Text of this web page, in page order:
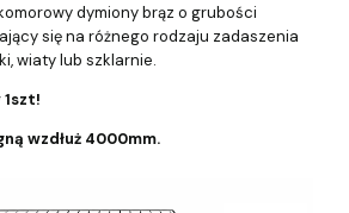
dymiony brąz o grubości
się na różnego rodzaju zadaszenia
wiaty lub szklarnie.
wzdłuż 4000mm.